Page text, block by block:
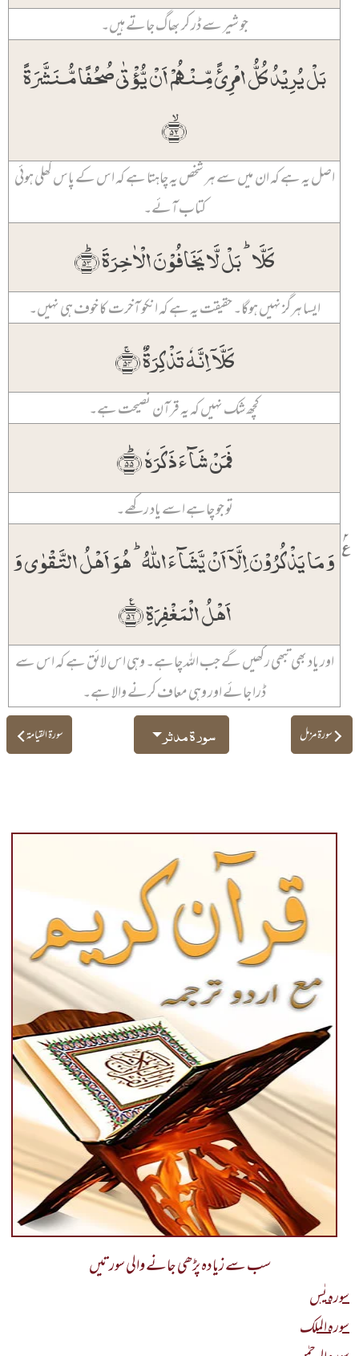
جو شیر سے ڈر کر بھاگ جاتے ہیں۔
بَلۡ یُرِیۡدُ کُلُّ امۡرِیًٔ مِّنۡہُمۡ اَنۡ یُّؤۡتٰی صُحُفًا مُّنَشَّرَۃً
﴿ۙ۵۲﴾
اصل یہ ہے کہ ان میں سے ہر شخص یہ چاہتا ہے کہ اس کے پاس کھلی ہوئی
کتاب آئے۔
کَلَّا ؕ بَلۡ لَّا یَخَافُوۡنَ الۡاٰخِرَۃَ ﴿ؕ۵۳﴾
ایسا ہرگز نہیں ہوگا۔ حقیقت یہ ہے کہ انکو آخرت کا خوف ہی نہیں۔
کَلَّاۤ اِنَّہٗ تَذۡکِرَۃٌ ﴿ۚ۵۴﴾
کچھ شک نہیں کہ یہ قرآن نصیحت ہے۔
فَمَنۡ شَآءَ ذَکَرَہٗ ﴿ؕ۵۵﴾
تو جو چاہے اسے یاد رکھے۔
وَ مَا یَذۡکُرُوۡنَ اِلَّاۤ اَنۡ یَّشَآءَ اللّٰہُ ؕ ہُوَ اَہۡلُ التَّقۡوٰی وَ
اَہۡلُ الۡمَغۡفِرَۃِ ﴿٪۵۶﴾
٪ ۲
اور یاد بھی تبھی رکھیں گے جب اللہ چاہے۔ وہی اس لائق ہے کہ اس سے
ڈرا جائے اور وہی معاف کرنے والا ہے۔
سورۃ مزمل سورۃ مدثر سورۃ القیامۃ
سب سے زیادہ پڑھی جانے والی سورتیں
سورہ یٰس
سورہ الملک